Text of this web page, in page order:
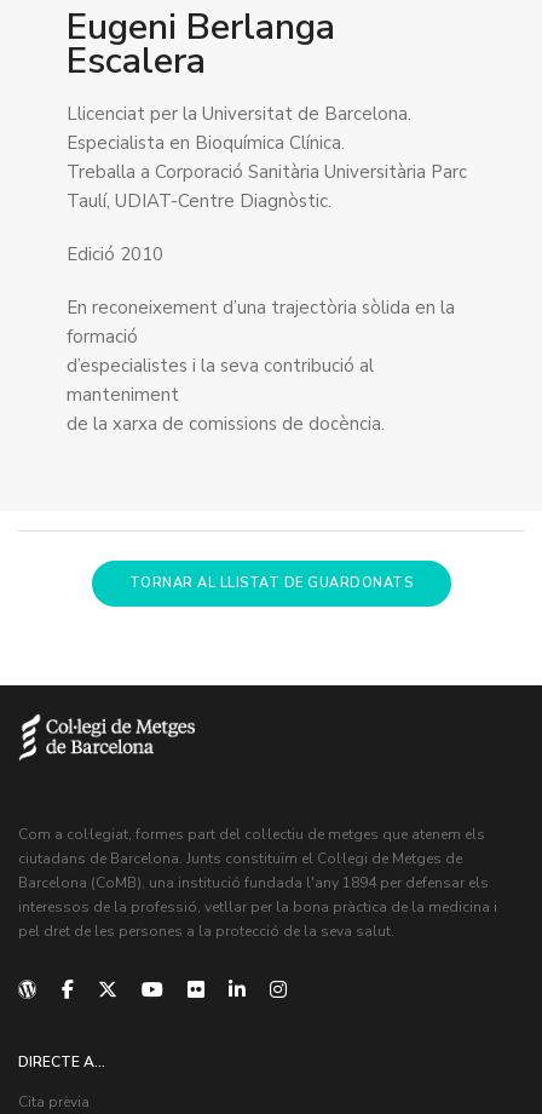
Eugeni Berlanga
Escalera
Llicenciat per la Universitat de Barcelona.
Especialista en Bioquímica Clínica.
Treballa a Corporació Sanitària Universitària Parc
Taulí, UDIAT-Centre Diagnòstic.
Edició 2010
En reconeixement d’una trajectòria sòlida en la
formació
d’especialistes i la seva contribució al
manteniment
de la xarxa de comissions de docència.
TORNAR AL LLISTAT DE GUARDONATS
Com a col·legiat, formes part del col·lectiu de metges que atenem els
ciutadans de Barcelona. Junts constituïm el Col·legi de Metges de
Barcelona (CoMB), una institució fundada l'any 1894 per defensar els
interessos de la professió, vetllar per la bona pràctica de la medicina i
pel dret de les persones a la protecció de la seva salut.
DIRECTE A...
Cita prèvia